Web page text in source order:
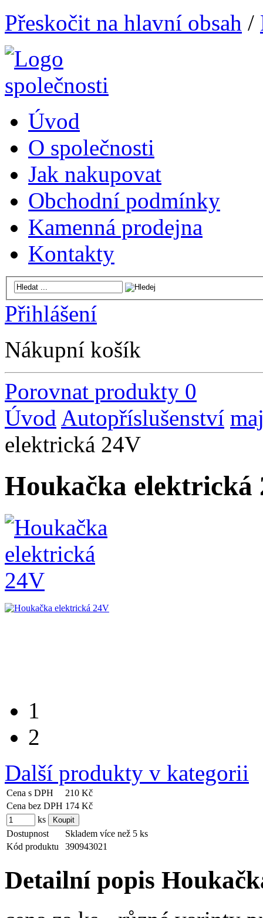
Přeskočit na hlavní obsah /
Úvod
O společnosti
Jak nakupovat
Obchodní podmínky
Kamenná prodejna
Kontakty
Přihlášení
Nákupní košík
Porovnat produkty 0
Úvod Autopříslušenství
elektrická 24V
Houkačka elektrická
1
2
Další produkty v kategorii
Cena s DPH
210 Kč
Cena bez DPH 174 Kč
ks
Dostupnost
Skladem více než 5 ks
Kód produktu
390943021
Detailní popis